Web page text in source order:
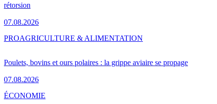
rétorsion
07.08.2026
Poulets, bovins et ours polaires : la grippe aviaire se propage
07.08.2026
PROAGRICULTURE & ALIMENTATION
ÉCONOMIE